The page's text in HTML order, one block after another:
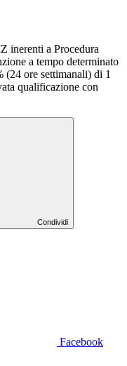
inerenti a Procedura
a tempo determinato
(24 ore settimanali) di 1
qualificazione con
Condividi
Facebook